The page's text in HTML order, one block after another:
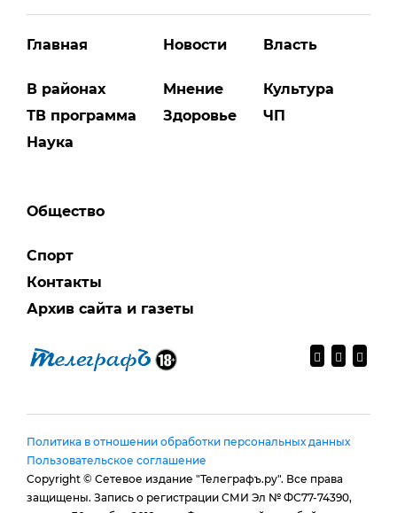
Главная
В районах
ТВ программа
Наука
Новости
Мнение
Здоровье
Власть
Культура
ЧП
Общество
Спорт
Контакты
Архив сайта и газеты
Политика в отношении обработки персональных данных
Пользовательское соглашение
Copyright © Сетевое издание "Телеграфъ.ру". Все права
защищены. Запись о регистрации СМИ Эл № ФС77-74390,